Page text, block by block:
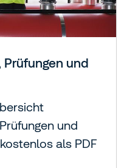
und
und
als PDF